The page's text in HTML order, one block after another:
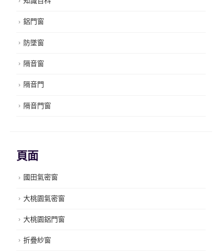
鋁門窗
防墜窗
隔音窗
隔音門
隔音門窗
頁面
國田氣密窗
大桃園氣密窗
大桃園鋁門窗
折疊紗窗